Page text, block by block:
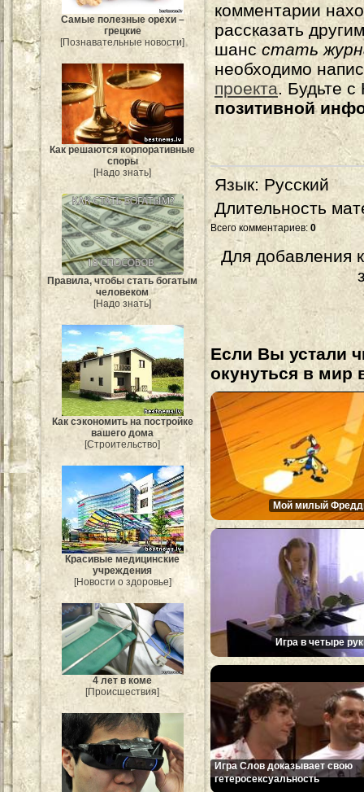
Самые полезные орехи –
грецкие
[Познавательные новости]
Как решаются корпоративные
споры
[Надо знать]
Правила, чтобы стать богатым
человеком
[Надо знать]
Как сэкономить на постройке
вашего дома
[Строительство]
Красивые медицинские
учреждения
[Новости о здоровье]
4 лет в коме
[Происшествия]
комментарии
рассказать
шанс стать
необходимо
проекта. Будьте
позитивной
Язык: Русский
Длительность
Всего комментариев: 0
Для добавления
Если Вы устали
окунуться в мир
Мой милый
Игра в четыре
Игра Слов доказывает свою
гетеросексуальность